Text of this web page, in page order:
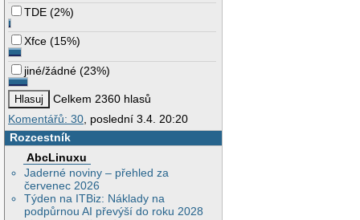
TDE (2%)
Xfce (15%)
jiné/žádné (23%)
Celkem 2360 hlasů
Komentářů: 30, poslední 3.4. 20:20
Rozcestník
AbcLinuxu
Jaderné noviny – přehled za
červenec 2026
Týden na ITBiz: Náklady na
podpůrnou AI převýší do roku 2028